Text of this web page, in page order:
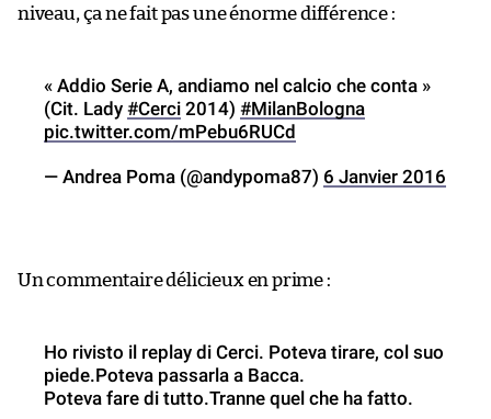
niveau, ça ne fait pas une énorme différence :
« Addio Serie A, andiamo nel calcio che conta »
(Cit. Lady #Cerci 2014) #MilanBologna
pic.twitter.com/mPebu6RUCd
— Andrea Poma (@andypoma87) 6 Janvier 2016
Un commentaire délicieux en prime :
Ho rivisto il replay di Cerci. Poteva tirare, col suo
piede.Poteva passarla a Bacca.
Poteva fare di tutto.Tranne quel che ha fatto.